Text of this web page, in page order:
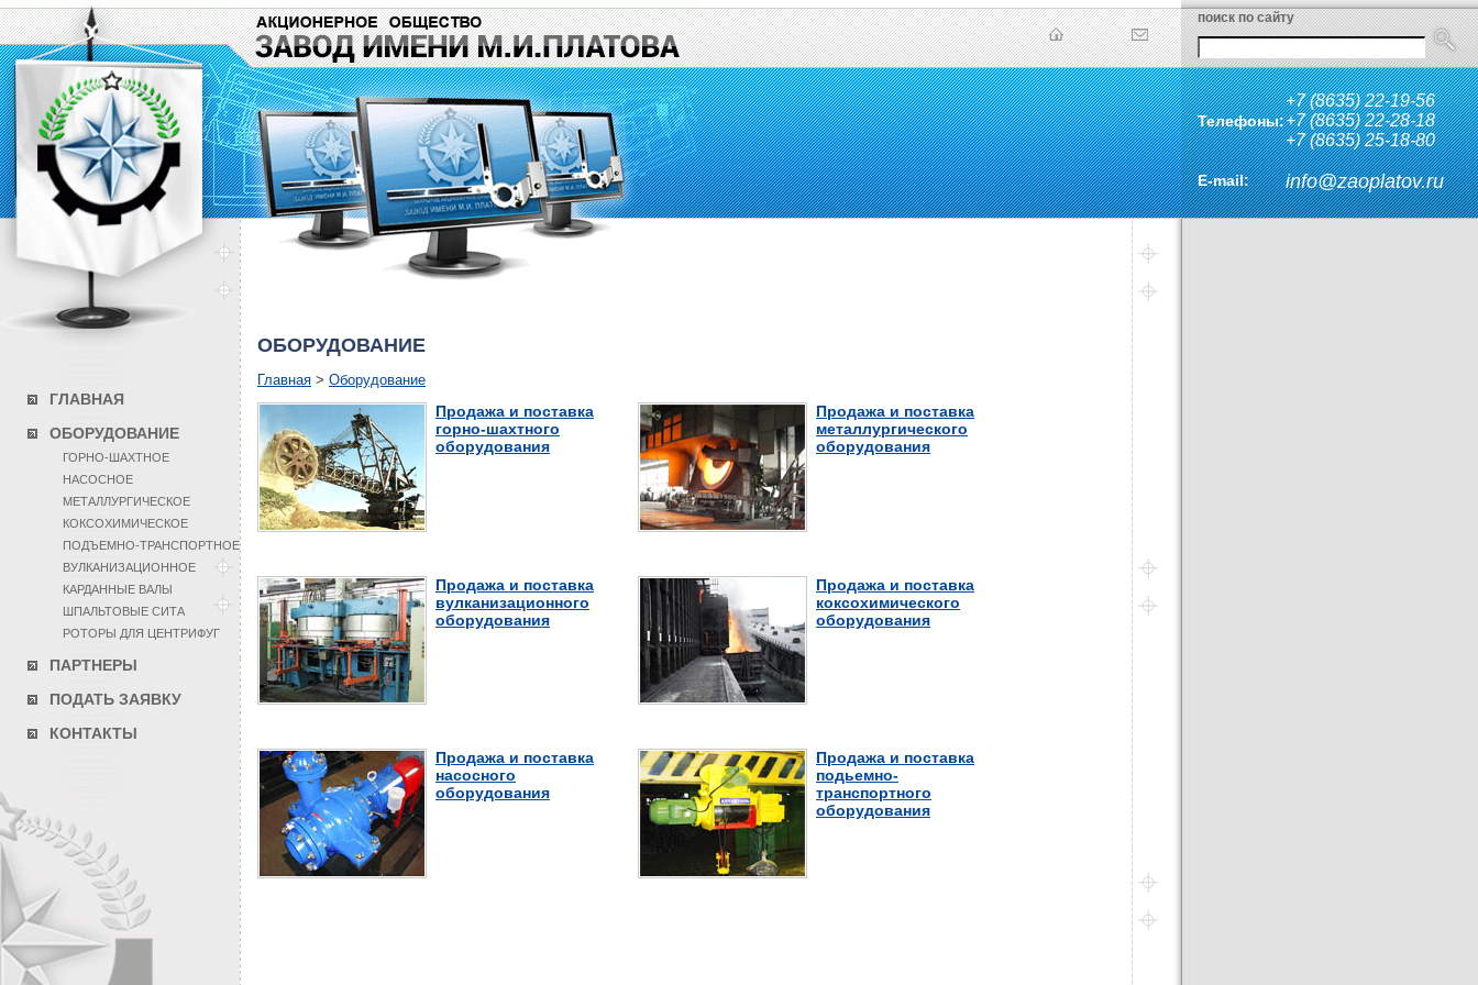
поиск по сайту
Телефоны:
+7 (8635) 22-19-56
+7 (8635) 22-28-18
+7 (8635) 25-18-80
E-mail: info@zaoplatov.ru
ГЛАВНАЯ
ОБОРУДОВАНИЕ
ГОРНО-ШАХТНОЕ
НАСОСНОЕ
МЕТАЛЛУРГИЧЕСКОЕ
КОКСОХИМИЧЕСКОЕ
ПОДЪЕМНО-ТРАНСПОРТНОЕ
ВУЛКАНИЗАЦИОННОЕ
КАРДАННЫЕ ВАЛЫ
ШПАЛЬТОВЫЕ СИТА
РОТОРЫ ДЛЯ ЦЕНТРИФУГ
ПАРТНЕРЫ
ПОДАТЬ ЗАЯВКУ
КОНТАКТЫ
ОБОРУДОВАНИЕ
Главная > Оборудование
Продажа и поставка
горно-шахтного
оборудования
Продажа и поставка
металлургического
оборудования
Продажа и поставка
вулканизационного
оборудования
Продажа и поставка
коксохимического
оборудования
Продажа и поставка
насосного
оборудования
Продажа и поставка
подьемно-
транспортного
оборудования